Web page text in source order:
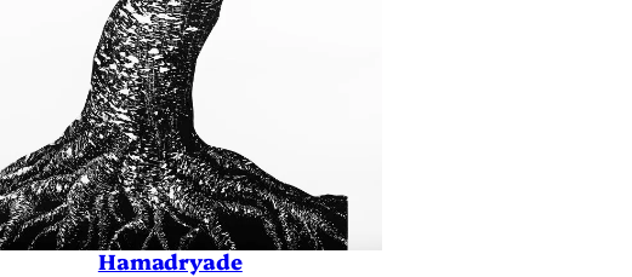
Hamadryade